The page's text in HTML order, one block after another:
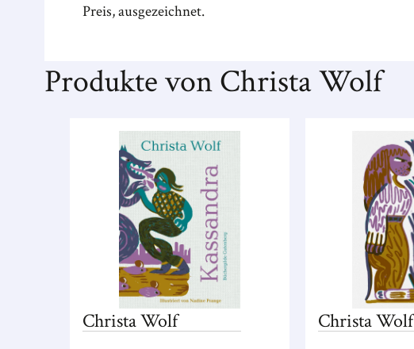
Preis, ausgezeichnet.
Produkte von Christa Wolf
ChristaWolf ChristaWolf